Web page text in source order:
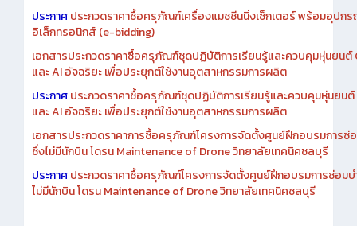
เอกสารประกวดราคาซื้อครุภัณฑ์เครื่องแมชชีนนิ่งเซ็กเตอร์ พร้อมอุปก
ประกาศประกวดราคาซื้อครุภัณฑ์เครื่องแมชชีนนิ่งเซ็กเตอร์ พร้อมอุปก
อิเล็กทรอนิกส์ (e-bidding)
เอกสารประกวดราคาซื้อครุภัณฑ์ชุดปฏิบัติการเรียนรู้และควบคุมหุ่นยน
และ AI อัจฉริยะ เพื่อประยุกต์ใช้งานอุตสาหกรรมการผลิต
ประกาศประกวดราคาซื้อครุภัณฑ์ชุดปฏิบัติการเรียนรู้และควบคุมหุ่นยน
และ AI อัจฉริยะ เพื่อประยุกต์ใช้งานอุตสาหกรรมการผลิต
เอกสารประกวดราคาการซื้อครุภัณฑ์โครงการจัดตั้งศูนย์ฝึกอบรมการซ่
ซึ่งไม่มีนักบิน โดรน Maintenance of Drone วิทยาลัยเทคนิคชลบุรี
ประกาศประกวดราคาซื้อครุภัณฑ์โครงการจัดตั้งศูนย์ฝึกอบรมการซ่อมบ